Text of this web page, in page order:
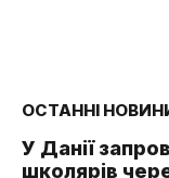
ОСТАННІ
У Данії
школярів